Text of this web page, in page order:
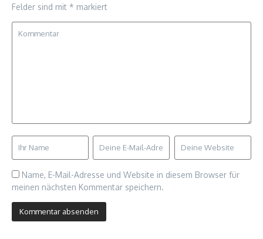
Felder sind mit * markiert
Name, E-Mail-Adresse und Website in diesem Browser für
meinen nächsten Kommentar speichern.